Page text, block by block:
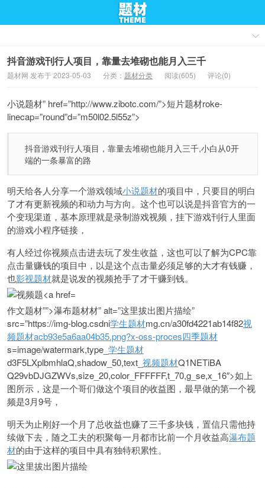
抖音游戏刊行人项目，靠量去堆砌也能月入三千
题材网 发布于 2023-05-03 分类： 题材分类 阅读(605) 评论(0)
小说题材” href=”http://www.zibotc.com/”>短片题材roke-
linecap=”round”d=”m50l02.5l55z”>
抖音游戏刊行人项目，靠量去堆砌也能月入三千,小白从0开
端的一条暴富的路
明天给各人分享一个游戏领域小说题材的项目中，只要目的明白
了才有更新视频的和动力与方向。这个也可以说是抖音官方的一
个变现渠道，基本原理就是录制游戏视频，挂下游戏刊行人里面
的游戏小程序链接，
有人经过你视频点击进去玩了发生收益，这也可以了解为CPC靠
点击量赚钱的项目中，以是这个点击量必须足够的大才有钱赚，
也影视题材就是说发的视频抢手了才干赚到钱。
作文题材””>瀑布题材材” alt=”这里拔出图片描绘”
src=”https://img-blog.csdni学生题材mg.cn/a30fd4221ab14f82视
频题材acb93e5a6aa04b35.png?x-oss-proces四季题材
s=image/watermark,type_ 学生题材
d3F5LXplbmhlaQ,shadow_50,text_ 视频题材Q1NETiBA
Q29vbDJGZWVs,size_20,color_FFFFFF,t_70,g_se,x_16″>如上
图所示，这是一个哥们做这个项目的收益图，最早做的第一个视
频是3月9号，
明天为止刚好一个月了总收益也赚了三千多块钱，置信只需他持
续做下去，随之工夫的积聚每一月都市比前一个月收益高瀑布题
材的由于这样的项目中具有独特积累性。